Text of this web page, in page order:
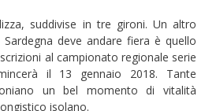
suddivise in tre gironi. Un altro
deve andare fiera è quello
al campionato regionale serie
il 13 gennaio 2018. Tante
un bel momento di vitalità
isolano.